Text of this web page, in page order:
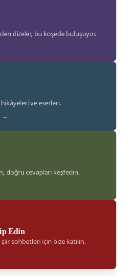
dizeler, bu köşede buluşuyor.
ve eserleri.
→
doğru cevapları keşfedin.
Edin
sohbetleri için bize katılın.